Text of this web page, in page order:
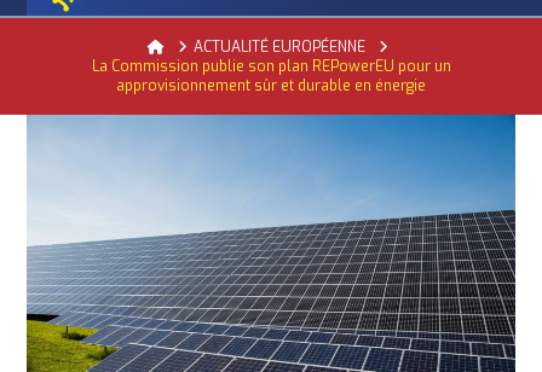
ACTUALITÉ DE L'UNION EUROPÉENNE, ACTUALITÉ DE LA REPRÉSENTATION D’OCCITANIE EUROPE, NUMÉRIQUE- DIGITAL
HomeACTUALITÉ EUROPÉENNE
La Commission publie son plan REPowerEU pour un
approvisionnement sûr et durable en énergie